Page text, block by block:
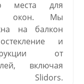
места для
окон. Мы
на балкон
и
от
включая